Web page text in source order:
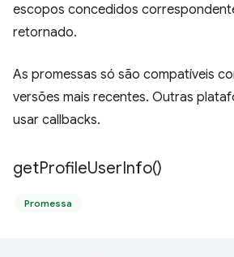
escopos concedidos
retornado.
As promessas só são compatíveis
versões mais recentes. Outras
usar callbacks.
getProfileUserInfo()
Promessa